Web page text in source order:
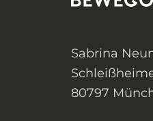
Sabrina
80797